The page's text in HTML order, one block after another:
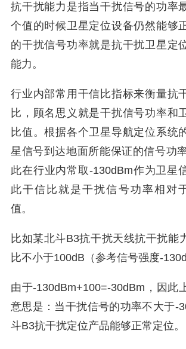
抗干扰能力是指当干扰信号的功率
个值的时候卫星定位设备仍然能够
的干扰信号功率就是抗干扰卫星定
能力。
行业内部常用干信比指标来衡量抗
比，顾名思义就是干扰信号功率和
比值。根据各个卫星导航定位系统
星信号到达地面所能保证的信号功
此在行业内常取-130dBm作为卫星
此干信比就是干扰信号功率相对
值。
比如某北斗B3抗干扰天线抗干扰能
比不小于100dB（参考信号强度-
由于-130dBm+100=-30dBm，因此
意思是：当干扰信号的功率不大于-
斗B3抗干扰定位产品能够正常定位。